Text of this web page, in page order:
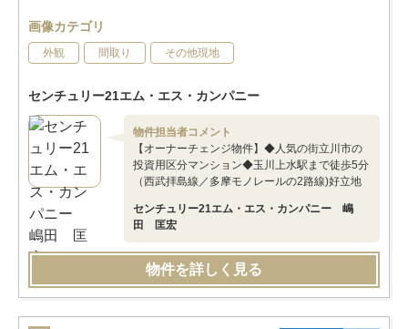
画像カテゴリ
外観 間取り その他現地
センチュリー21エム・エス・カンパニー
物件担当者コメント
【オーナーチェンジ物件】◆人気の街立川市の
投資用区分マンション◆玉川上水駅まで徒歩5分
（西武拝島線／多摩モノレールの2路線)好立地
センチュリー21エム・エス・カンパニー 嶋
田 匡宏
物件を詳しく見る